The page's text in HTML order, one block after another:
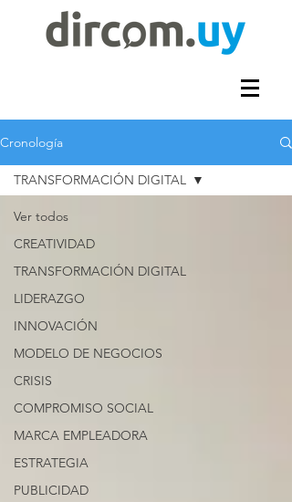
Cronología
Ver todos
CREATIVIDAD
TRANSFORMACIÓN DIGITAL
LIDERAZGO
INNOVACIÓN
MODELO DE NEGOCIOS
CRISIS
COMPROMISO SOCIAL
MARCA EMPLEADORA
ESTRATEGIA
PUBLICIDAD
TRANSFORMACIÓN DIGITAL